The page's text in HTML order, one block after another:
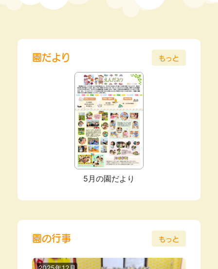
園だより もっと
5月の園だより
園の行事 もっと